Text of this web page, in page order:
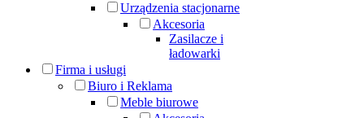
Urządzenia stacjonarne
Akcesoria
Zasilacze i
ładowarki
Firma i usługi
Biuro i Reklama
Meble biurowe